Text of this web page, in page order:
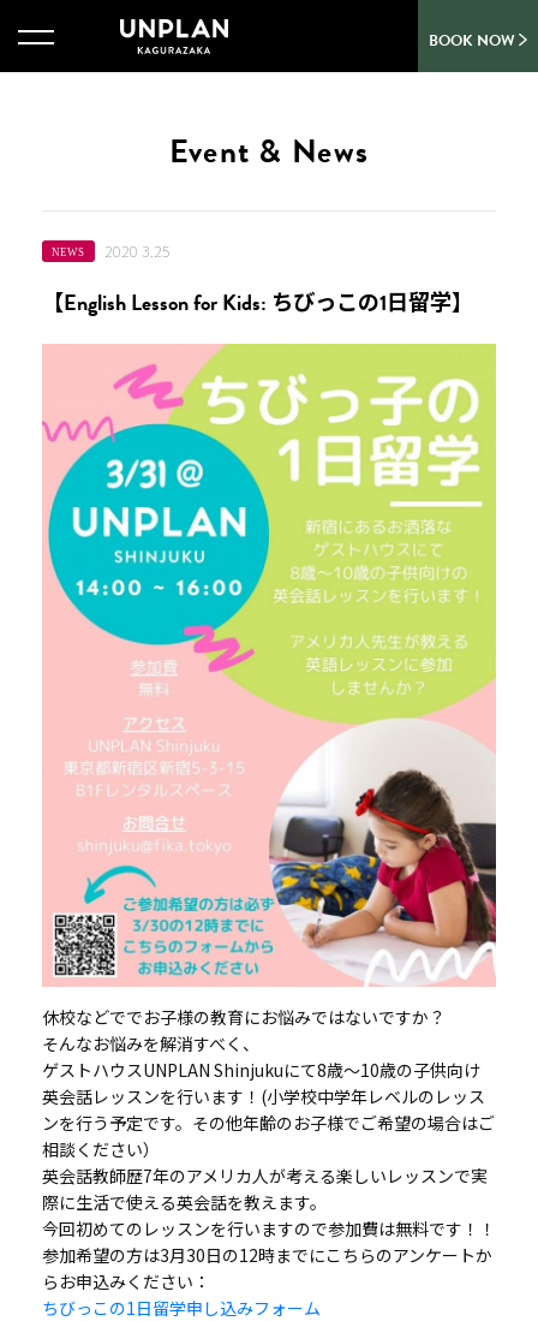
BOOK NOW
Event & News
NEWS 2020 3.25
【English Lesson for Kids: ちびっこの1日留学】
休校などででお子様の教育にお悩みではないですか？
そんなお悩みを解消すべく、
ゲストハウスUNPLAN Shinjukuにて8歳～10歳の子供向け
英会話レッスンを行います！(小学校中学年レベルのレッス
ンを行う予定です。その他年齢のお子様でご希望の場合はご
相談ください）
英会話教師歴7年のアメリカ人が考える楽しいレッスンで実
際に生活で使える英会話を教えます。
今回初めてのレッスンを行いますので参加費は無料です！！
参加希望の方は3月30日の12時までにこちらのアンケートか
らお申込みください：
ちびっこの1日留学申し込みフォーム